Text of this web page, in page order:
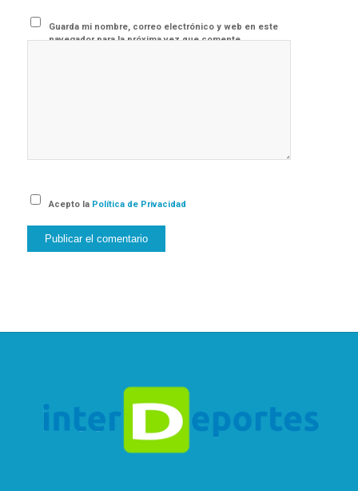
Guarda mi nombre, correo electrónico y web en este
navegador para la próxima vez que comente.
Acepto la Política de Privacidad